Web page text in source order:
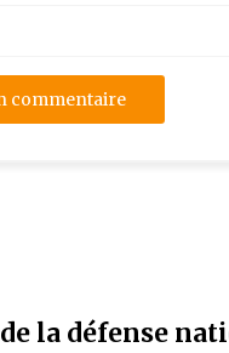
la défense